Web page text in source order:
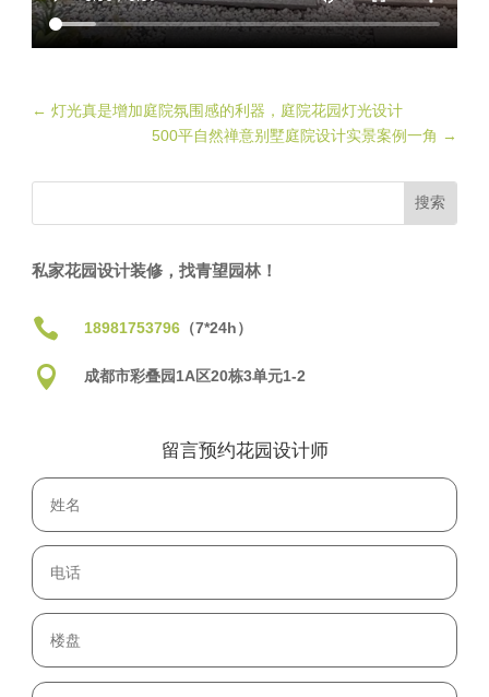
←灯光真是增加庭院氛围感的利器，庭院花园灯光设计
500平自然禅意别墅庭院设计实景案例一角 →
私家花园设计装修，找青望园林！
 18981753796（7*24h）
 成都市彩叠园1A区20栋3单元1-2
留言预约花园设计师